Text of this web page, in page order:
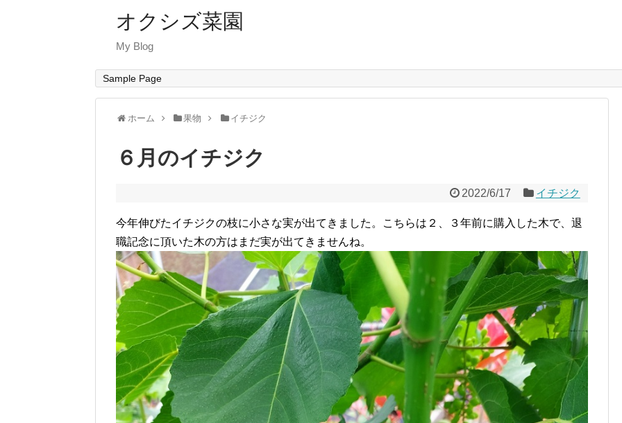
オクシズ菜園
My Blog
Sample Page
ホーム 果物 イチジク
６月のイチジク
2022/6/17 イチジク
今年伸びたイチジクの枝に小さな実が出てきました。こちらは２、３年前に購入した木で、退
職記念に頂いた木の方はまだ実が出てきませんね。